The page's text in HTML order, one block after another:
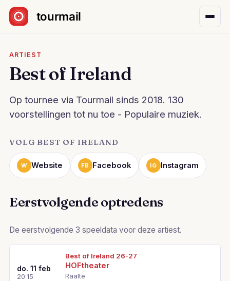
Sla navigatie over
ARTIEST
Best of Ireland
Op tournee via Tourmail sinds 2018. 130
voorstellingen tot nu toe - Populaire muziek.
VOLG BEST OF IRELAND
W Website FB Facebook IG Instagram
Eerstvolgende optredens
De eerstvolgende 3 speeldata voor deze artiest.
do. 11 feb
20:15
Best of Ireland 26-27
HOFtheater
Raalte